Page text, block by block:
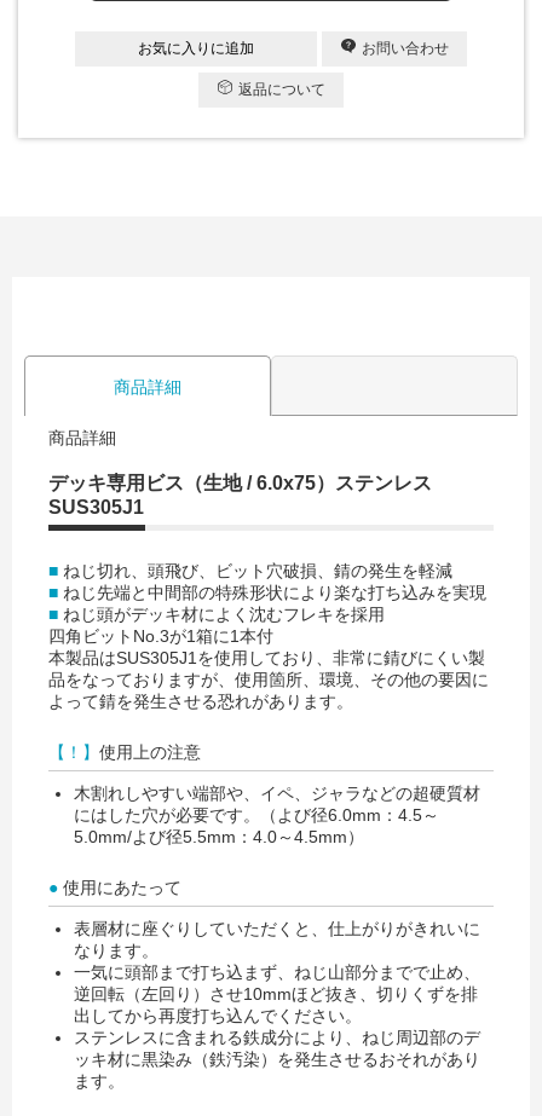
お気に入りに追加 お問い合わせ
返品について
商品詳細
商品詳細
デッキ専用ビス（生地 / 6.0x75）ステンレス
SUS305J1
■ ねじ切れ、頭飛び、ビット穴破損、錆の発生を軽減
■ ねじ先端と中間部の特殊形状により楽な打ち込みを実現
■ ねじ頭がデッキ材によく沈むフレキを採用
四角ビットNo.3が1箱に1本付
本製品はSUS305J1を使用しており、非常に錆びにくい製
品をなっておりますが、使用箇所、環境、その他の要因に
よって錆を発生させる恐れがあります。
【！】 使用上の注意
木割れしやすい端部や、イペ、ジャラなどの超硬質材
にはした穴が必要です。（よび径6.0mm：4.5～
5.0mm/よび径5.5mm：4.0～4.5mm）
● 使用にあたって
表層材に座ぐりしていただくと、仕上がりがきれいに
なります。
一気に頭部まで打ち込まず、ねじ山部分までで止め、
逆回転（左回り）させ10mmほど抜き、切りくずを排
出してから再度打ち込んでください。
ステンレスに含まれる鉄成分により、ねじ周辺部のデ
ッキ材に黒染み（鉄汚染）を発生させるおそれがあり
ます。